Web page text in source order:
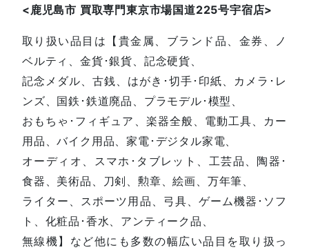
<鹿児島市 買取専門東京市場国道225号宇宿店>
取り扱い品目は【貴金属、ブランド品、金券、ノ
ベルティ、金貨･銀貨、記念硬貨、
記念メダル、古銭、はがき･切手･印紙、カメラ･レ
ンズ、国鉄･鉄道廃品、プラモデル･模型、
おもちゃ･フィギュア、楽器全般、電動工具、カー
用品、バイク用品、家電･デジタル家電、
オーディオ、スマホ･タブレット、工芸品、陶器･
食器、美術品、刀剣、勲章、絵画、万年筆、
ライター、スポーツ用品、弓具、ゲーム機器･ソフ
ト、化粧品･香水、アンティーク品、
無線機】など他にも多数の幅広い品目を取り扱っ